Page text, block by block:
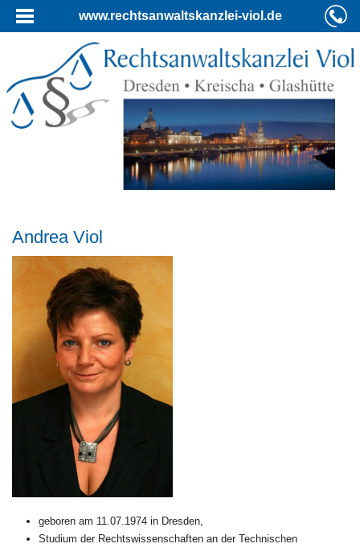
www.rechtsanwaltskanzlei-viol.de
Andrea Viol
geboren am 11.07.1974 in Dresden,
Studium der Rechtswissenschaften an der Technischen